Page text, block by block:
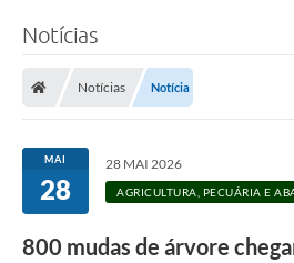
Notícias
Notícias Notícia
MAI
28
28 MAI 2026
AGRICULTURA, PECUÁRIA E
800 mudas de árvore